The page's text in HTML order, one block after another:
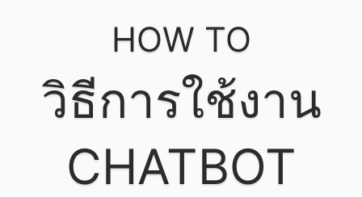
HOW TO
วิธีการใช้งาน
CHATBOT